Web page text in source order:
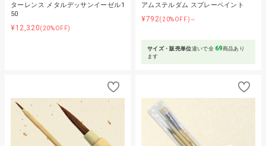
ターレンス メタルデッサンイーゼル1
50
¥12,320(20%OFF)
アムステルダム スプレーペイント
¥792(20%OFF)～
サイズ・販売単位違いで全 69商品あり
ます